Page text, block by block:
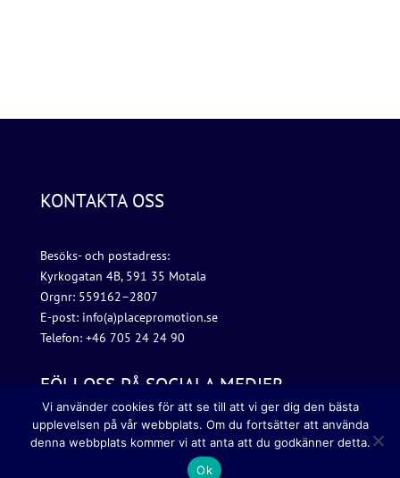
KONTAKTA OSS
Besöks- och postadress:
Kyrkogatan 4B, 591 35 Motala
Orgnr: 559162–2807
E-post: info(a)placepromotion.se
Telefon: +46 705 24 24 90
FÖLJ OSS PÅ SOCIALA MEDIER
Vi använder cookies för att se till att vi ger dig den bästa
upplevelsen på vår webbplats. Om du fortsätter att använda
denna webbplats kommer vi att anta att du godkänner detta.
Ok